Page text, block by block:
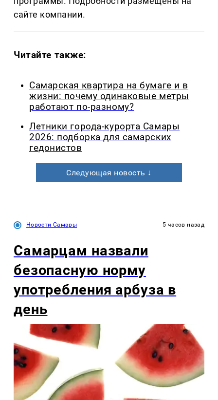
сайте компании.
Читайте также:
Самарская квартира на бумаге и в
жизни: почему одинаковые метры
работают по-разному?
Летники города-курорта Самары
2026: подборка для самарских
гедонистов
Следующая новость ↓
Новости Самары 5 часов назад
Самарцам назвали
безопасную норму
употребления арбуза в
день